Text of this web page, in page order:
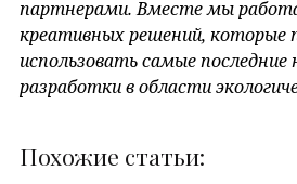
партнерами. Вместе мы
креативных решений, которые
использовать самые последние
разработки в области
Похожие статьи: